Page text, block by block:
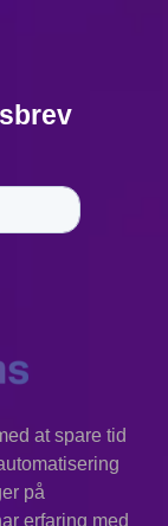
at spare tid
på
erfaring med